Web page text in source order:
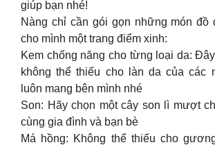
giúp bạn nhé!
Nàng chỉ cần gói gọn những món
cho mình một trang điểm xinh:
Kem chống năng cho từng loại da:
không thể thiếu cho làn da của các
luôn mang bên mình nhé
Son: Hãy chọn một cây son lì mượt
cùng gia đình và bạn bè
Má hồng: Không thể thiếu cho